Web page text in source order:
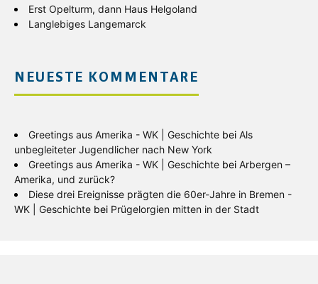
Erst Opelturm, dann Haus Helgoland
Langlebiges Langemarck
NEUESTE KOMMENTARE
Greetings aus Amerika - WK | Geschichte bei Als
unbegleiteter Jugendlicher nach New York
Greetings aus Amerika - WK | Geschichte bei Arbergen –
Amerika, und zurück?
Diese drei Ereignisse prägten die 60er-Jahre in Bremen -
WK | Geschichte bei Prügelorgien mitten in der Stadt